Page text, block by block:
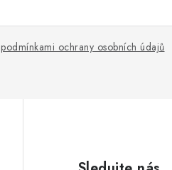
podmínkami ochrany osobních údajů